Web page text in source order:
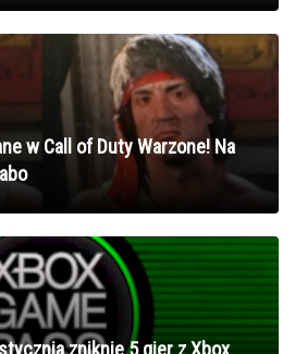
w Call of Duty Warzone! Na
zniknie 5 gier z Xbox